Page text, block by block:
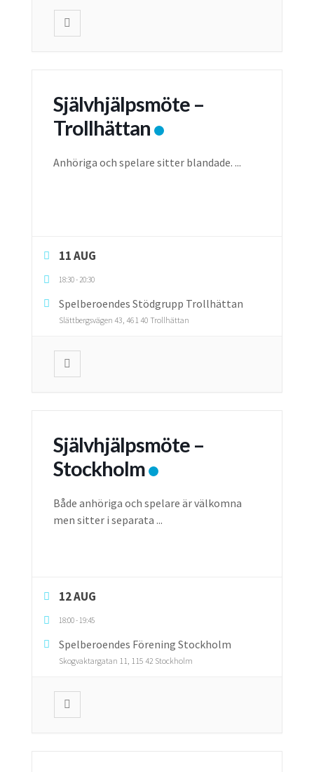
Självhjälpsmöte –
Trollhättan
Anhöriga och spelare sitter blandade. ...
11 AUG
18:30- 20:30
Spelberoendes Stödgrupp Trollhättan
Slättbergsvägen 43, 461 40 Trollhättan
Självhjälpsmöte –
Stockholm
Både anhöriga och spelare är välkomna
men sitter i separata ...
12 AUG
18:00-19:45
Spelberoendes Förening Stockholm
Skogvaktargatan 11, 115 42 Stockholm